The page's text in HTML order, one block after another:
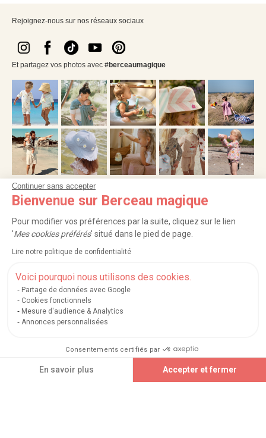
Continuer sans accepter
Bienvenue sur Berceau magique
Pour modifier vos préférences par la suite, cliquez sur le lien
'Mes cookies préférés' situé dans le pied de page.
Lire notre politique de confidentialité
Voici pourquoi nous utilisons des cookies.
Partage de données avec Google
Cookies fonctionnels
Mesure d'audience & Analytics
Annonces personnalisées
Consentements certifiés par
En savoir plus Accepter et fermer
Ajouter au panier
Rejoignez-nous sur nos réseaux sociaux
Et partagez vos photos avec #berceaumagique
NOS SERVICES
INFORMATIONS
PROFESSIONNELS
LISTES CADEAUX
Moyens de paiement|Zones et frais de livraison|
Service après-vente |FAQ Rappels de produits|Protection des données
|